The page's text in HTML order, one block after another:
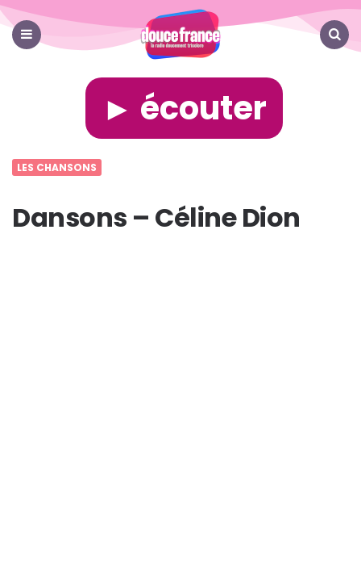
France
► écouter
LES CHANSONS
Dansons – Céline Dion